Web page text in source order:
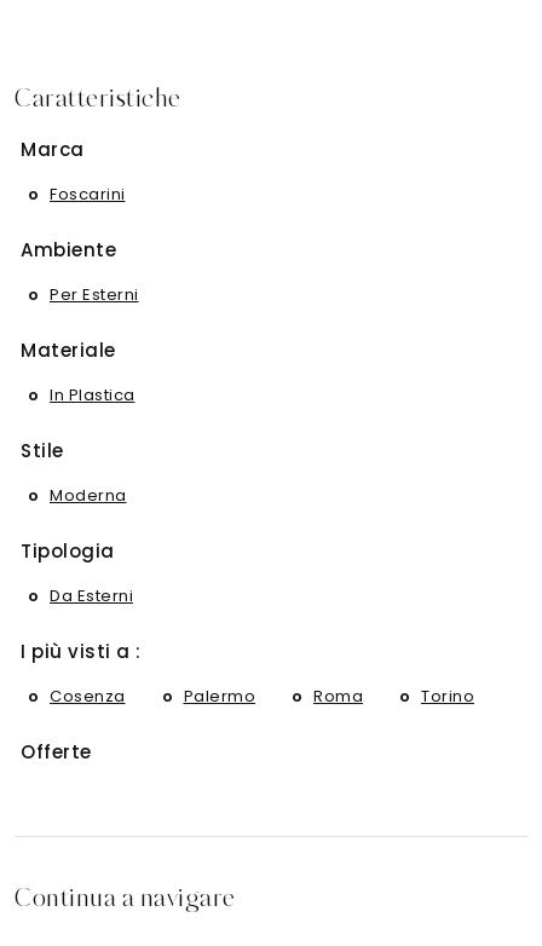
Caratteristiche
Marca
Foscarini
Ambiente
Per Esterni
Materiale
In Plastica
Stile
Moderna
Tipologia
Da Esterni
I più visti a :
Cosenza Palermo Roma Torino
Offerte
Continua a navigare